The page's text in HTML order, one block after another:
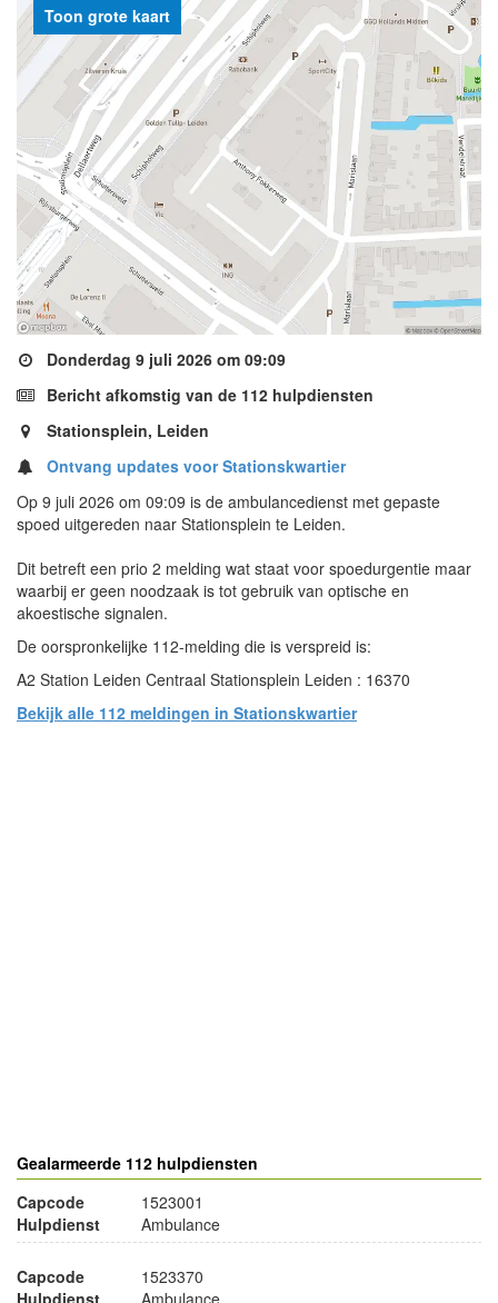
Donderdag 9 juli 2026 om 09:09
Bericht afkomstig van de 112 hulpdiensten
Stationsplein, Leiden
Ontvang updates voor Stationskwartier
Op 9 juli 2026 om 09:09 is de ambulancedienst met gepaste
spoed uitgereden naar Stationsplein te Leiden.
Dit betreft een prio 2 melding wat staat voor spoedurgentie maar
waarbij er geen noodzaak is tot gebruik van optische en
akoestische signalen.
De oorspronkelijke 112-melding die is verspreid is:
A2 Station Leiden Centraal Stationsplein Leiden : 16370
Bekijk alle 112 meldingen in Stationskwartier
Toon grote kaart
Gealarmeerde 112 hulpdiensten
Capcode
1523001
Hulpdienst
Ambulance
Capcode
1523370
Hulpdienst
Ambulance